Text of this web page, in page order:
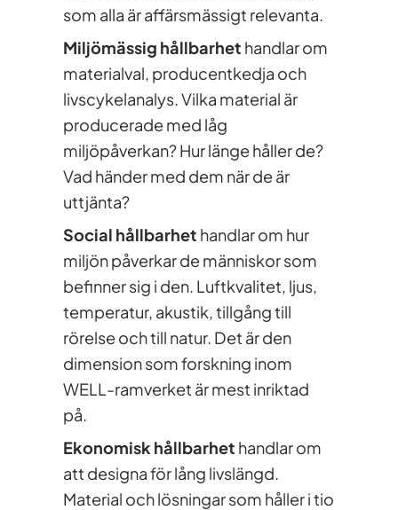
som alla är affärsmässigt relevanta.
Miljömässig hållbarhet handlar om
materialval, producentkedja och
livscykelanalys. Vilka material är
producerade med låg
miljöpåverkan? Hur länge håller de?
Vad händer med dem när de är
uttjänta?
Social hållbarhet handlar om hur
miljön påverkar de människor som
befinner sig i den. Luftkvalitet, ljus,
temperatur, akustik, tillgång till
rörelse och till natur. Det är den
dimension som forskning inom
WELL-ramverket är mest inriktad
på.
Ekonomisk hållbarhet handlar om
att designa för lång livslängd.
Material och lösningar som håller i tio